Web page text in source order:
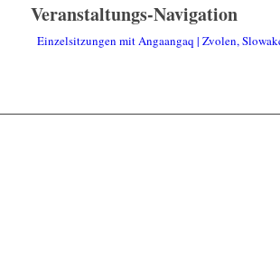
Veranstaltungs-Navigation
Einzelsitzungen mit Angaangaq | Zvolen,